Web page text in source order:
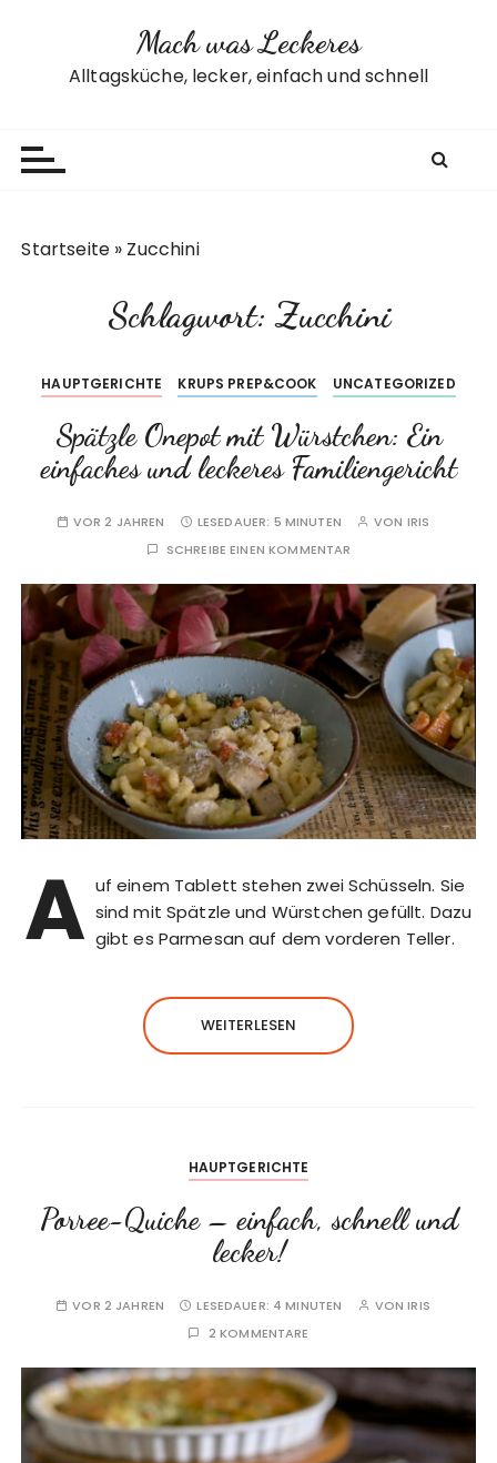
Mach was Leckeres
Alltagsküche, lecker, einfach und schnell
Startseite » Zucchini
Schlagwort:Zucchini
HAUPTGERICHTE KRUPS PREP&COOK UNCATEGORIZED
Spätzle Onepot mit Würstchen: Ein
einfaches und leckeres Familiengericht
VOR 2 JAHREN LESEDAUER: 5 MINUTEN VON IRIS
SCHREIBE EINEN KOMMENTAR
A uf einem Tablett stehen zwei Schüsseln. Sie
sind mit Spätzle und Würstchen gefüllt. Dazu
gibt es Parmesan auf dem vorderen Teller.
WEITERLESEN
HAUPTGERICHTE
Porree-Quiche – einfach, schnell und
lecker!
VOR 2 JAHREN LESEDAUER: 4 MINUTEN VONIRIS
2 KOMMENTARE